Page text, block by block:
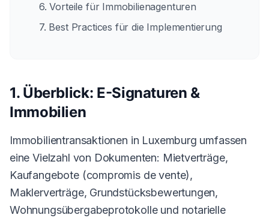
6. Vorteile für Immobilienagenturen
7. Best Practices für die Implementierung
1. Überblick: E-Signaturen &
Immobilien
Immobilientransaktionen in Luxemburg umfassen
eine Vielzahl von Dokumenten: Mietverträge,
Kaufangebote (compromis de vente),
Maklerverträge, Grundstücksbewertungen,
Wohnungsübergabeprotokolle und notarielle